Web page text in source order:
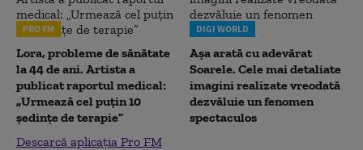
PRO FM
Lora, probleme de sănătate
la 44 de ani. Artista a
publicat raportul medical:
„Urmează cel puțin 10
ședințe de terapie”
Descarcă aplicația Pro FM
DIGI WORLD
Așa arată cu adevărat
Soarele. Cele mai detaliate
imagini realizate vreodată
dezvăluie un fenomen
spectaculos